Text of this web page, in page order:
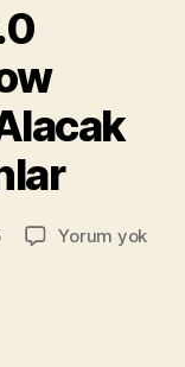
Yorum yok